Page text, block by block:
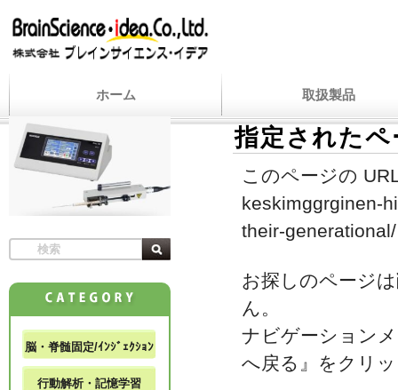
ホーム 取扱製品
指定された
このページの
keskimggrginen-
their-generational/
お探しのページ
ん。
ナビゲーション
へ戻る』をクリ
脳・脊髄固定/ｲﾝｼﾞｪｸｼｮﾝ
行動解析・記憶学習